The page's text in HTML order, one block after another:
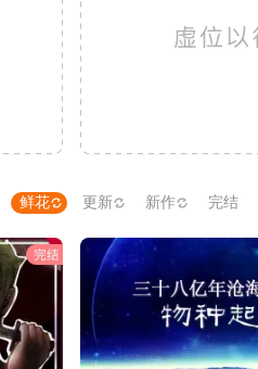
鲜花 更新 新作 完结